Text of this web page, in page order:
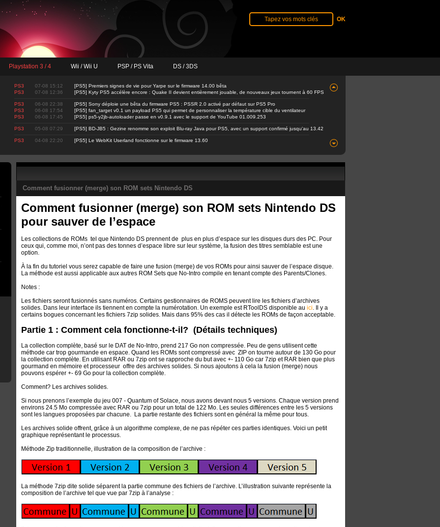
Playstation 3 / 4 Wii / Wii U PSP / PS Vita DS / 3DS
PS3 07-08 15:12
[PS5] Premiers signes de vie pour Yarpe sur le firmware 14.00 bêta
PS3
07-08 12:36 [PS5] Kyty PS5 accélère encore : Quake II devient entièrement jouable, de nouveaux jeux tournent à 60 FPS
PS3 06-08 22:38
[PS5] Sony déploie une bêta du firmware PS5 : PSSR 2.0 activé par défaut sur PS5 Pro
PS3
06-08 17:54
[PS5] fan_target v0.1 un payload PS5 qui permet de personnaliser la température cible du ventilateur
PS3
06-08 17:45 [PS5] ps5-y2jb-autoloader passe en v0.9.1 avec le support de YouTube 01.009.253
PS3 05-08 07:29 [PS5] BD-JB5 : Gezine renomme son exploit Blu-ray Java pour PS5, avec un support confirmé jusqu'au 13.42
PS3 04-08 22:20 [PS5] Le WebKit Userland fonctionne sur le firmware 13.60
Comment fusionner (merge) son ROM sets Nintendo DS
Comment fusionner (merge) son ROM sets Nintendo DS
pour sauver de l’espace
Les collections de ROMs tel que Nintendo DS prennent de plus en plus d’espace sur les disques durs des PC. Pour
ceux qui, comme moi, n’ont pas des tonnes d’espace libre sur leur système, la fusion des titres semblable est une
option.
À la fin du tutoriel vous serez capable de faire une fusion (merge) de vos ROMs pour ainsi sauver de l’espace disque.
La méthode est aussi applicable aux autres ROM Sets que No-Intro compile en tenant compte des Parents/Clones.
Notes :
Les fichiers seront fusionnés sans numéros. Certains gestionnaires de ROMS peuvent lire les fichiers d’archives
solides. Dans leur interface ils tiennent en compte la numérotation. Un exemple est RToolDS disponible au ici. Il y a
certains bogues concernant les fichiers 7zip solides. Mais dans 95% des cas il détecte les ROMs de façon acceptable.
Partie 1 : Comment cela fonctionne-t-il? (Détails techniques)
La collection complète, basé sur le DAT de No-Intro, prend 217 Go non compressée. Peu de gens utilisent cette
méthode car trop gourmande en espace. Quand les ROMs sont compressé avec ZIP on tourne autour de 130 Go pour
la collection complète. En utilisant RAR ou 7zip ont se rapproche du but avec +- 110 Go car 7zip et RAR bien que plus
gourmand en mémoire et processeur offre des archives solides. Si nous ajoutons à cela la fusion (merge) nous
pouvons espérer +- 69 Go pour la collection complète.
Comment? Les archives solides.
Si nous prenons l’exemple du jeu 007 - Quantum of Solace, nous avons devant nous 5 versions. Chaque version prend
environs 24.5 Mo compressée avec RAR ou 7zip pour un total de 122 Mo. Les seules différences entre les 5 versions
sont les langues proposées par chacune. La partie restante des fichiers sont en général la même pour tous.
Les archives solide offrent, grâce à un algorithme complexe, de ne pas répéter ces parties identiques. Voici un petit
graphique représentant le processus.
Méthode Zip traditionnelle, illustration de la composition de l’archive :
La méthode 7zip dite solide séparent la partie commune des fichiers de l’archive. L’illustration suivante représente la
composition de l’archive tel que vue par 7zip à l’analyse :